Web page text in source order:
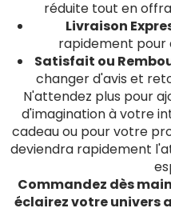
réduite tout en
Livraison
rapidement pour
Satisfait ou
changer d'avis et
N'attendez plus pour
d'imagination à votre
cadeau ou pour votre
deviendra rapidement
Commandez dès
éclairez votre univers